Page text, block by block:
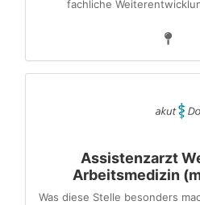
fachliche
Assistenzarzt
Arbeitsmedizin
Was diese Stelle besonders